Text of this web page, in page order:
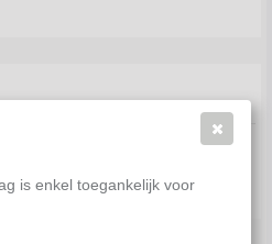
in je huidige abonnement.
is enkel toegankelijk voor